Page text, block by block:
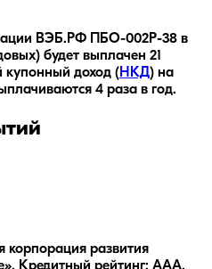
ВЭБ.РФ ПБО-002Р-38 в
будет выплачен 21
купонный доход ( НКД) на
4 раза в год.
корпорация развития